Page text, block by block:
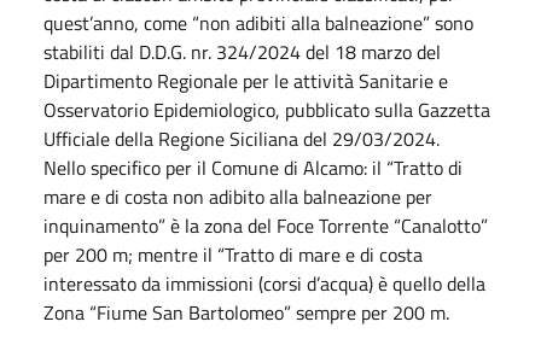
quest’anno, come “non adibiti alla balneazione” sono
stabiliti dal D.D.G. nr. 324/2024 del 18 marzo del
Dipartimento Regionale per le attività Sanitarie e
Osservatorio Epidemiologico, pubblicato sulla Gazzetta
Ufficiale della Regione Siciliana del 29/03/2024.
Nello specifico per il Comune di Alcamo: il “Tratto di
mare e di costa non adibito alla balneazione per
inquinamento” è la zona del Foce Torrente “Canalotto”
per 200 m; mentre il “Tratto di mare e di costa
interessato da immissioni (corsi d’acqua) è quello della
Zona “Fiume San Bartolomeo” sempre per 200 m.